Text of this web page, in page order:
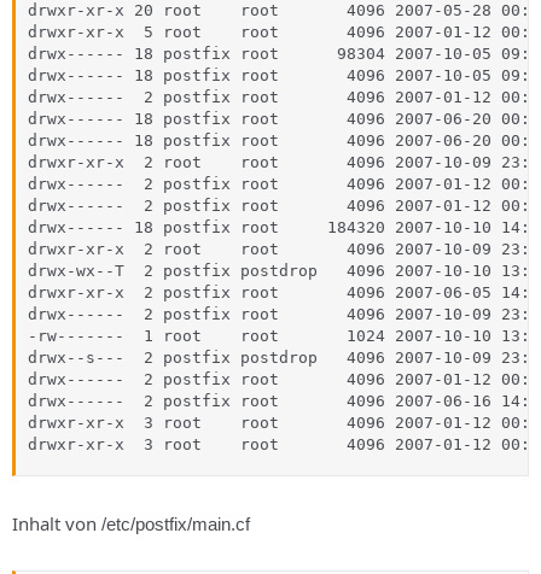
drwxr-xr-x 20 root    root       4096 2007-05-28
drwxr-xr-x  5 root    root       4096 2007-01-12
drwx------ 18 postfix root      98304 2007-10-05
drwx------ 18 postfix root       4096 2007-10-05
drwx------  2 postfix root       4096 2007-01-12
drwx------ 18 postfix root       4096 2007-06-20
drwx------ 18 postfix root       4096 2007-06-20
drwxr-xr-x  2 root    root       4096 2007-10-09
drwx------  2 postfix root       4096 2007-01-12
drwx------  2 postfix root       4096 2007-01-12
drwx------ 18 postfix root     184320 2007-10-10
drwxr-xr-x  2 root    root       4096 2007-10-09
drwx-wx--T  2 postfix postdrop   4096 2007-10-10
drwxr-xr-x  2 postfix root       4096 2007-06-05
drwx------  2 postfix root       4096 2007-10-09
-rw-------  1 root    root       1024 2007-10-10 13:32
drwx--s---  2 postfix postdrop   4096 2007-10-09
drwx------  2 postfix root       4096 2007-01-12
drwx------  2 postfix root       4096 2007-06-16
drwxr-xr-x  3 root    root       4096 2007-01-12
drwxr-xr-x  3 root    root       4096 2007-01-12
Inhalt von /etc/postfix/main.cf